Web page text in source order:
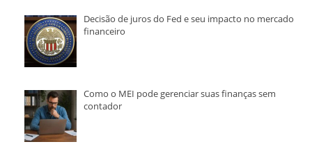
Decisão de juros do Fed e seu impacto no mercado
financeiro
Como o MEI pode gerenciar suas finanças sem
contador